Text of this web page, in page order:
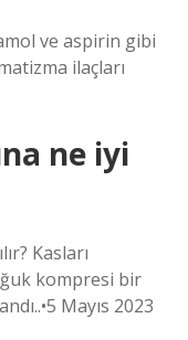
ve aspirin gibi
ilaçları
ne iyi
Kasları
kompresi bir
Mayıs 2023